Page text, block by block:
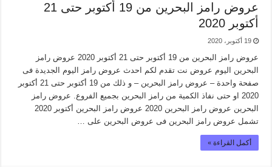
عروض رامز البحرين من 19 أكتوبر حتى 21
أكتوبر 2020
19 أكتوبر، 2020
عروض رامز البحرين من 19 أكتوبر حتى 21 أكتوبر 2020 عروض رامز
البحرين اليوم عروض نت تقدم لكم احدث عروض رامز اليوم الجديدة فى
صفحة واحدة – عروض رامز البحرين – و ذلك من 19 أكتوبر حتى 21 أكتوبر
2020 او حتى نفاذ الكمية من رامز البحرين بجميع الفروع. عروض رامز
البحرين عروض رامز البحرين 2020 عروض رامز البحرين أكتوبر 2020
تشمل عروض رامز البحرين فى عروض البحرين على …
أكمل القراءة »